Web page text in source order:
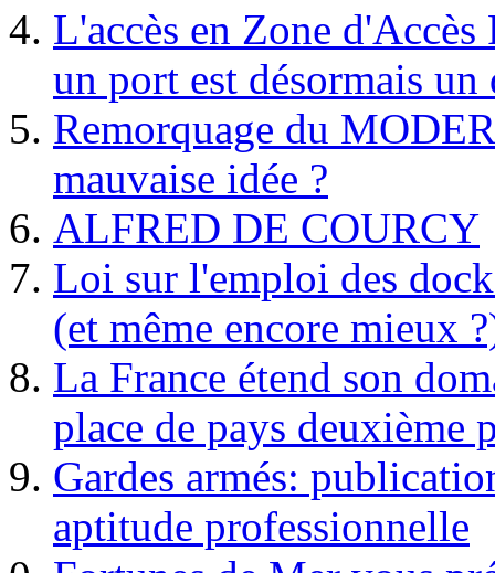
L'accès en Zone
un port est désormais un
Remorquage du
mauvaise idée ?
ALFRED DE COURCY
Loi sur l'emploi des
(et même encore mieux
La France étend son
place de pays deuxième
Gardes armés:
aptitude professionnelle